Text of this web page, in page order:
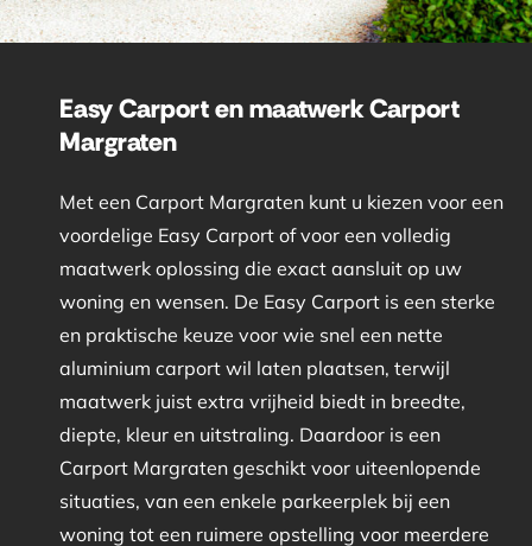
Easy Carport en maatwerk Carport
Margraten
Met een Carport Margraten kunt u kiezen voor een
voordelige Easy Carport of voor een volledig
maatwerk oplossing die exact aansluit op uw
woning en wensen. De Easy Carport is een sterke
en praktische keuze voor wie snel een nette
aluminium carport wil laten plaatsen, terwijl
maatwerk juist extra vrijheid biedt in breedte,
diepte, kleur en uitstraling. Daardoor is een
Carport Margraten geschikt voor uiteenlopende
situaties, van een enkele parkeerplek bij een
woning tot een ruimere opstelling voor meerdere